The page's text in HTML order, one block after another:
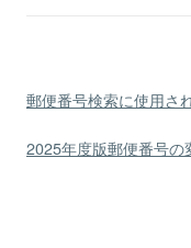
郵便番号検索に使用さ
2025年度版郵便番号の